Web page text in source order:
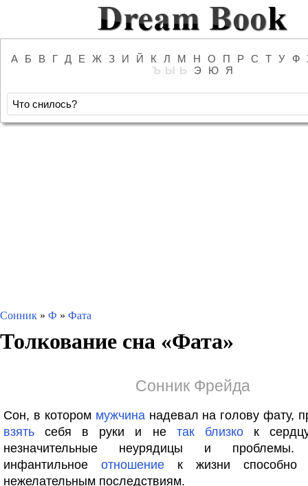
А Б В Г Д Е Ж З И Й К Л М Н О П Р С Т У Ф
Ъ Ы Ь Э Ю Я
Сонник » Ф » Фата
Толкование сна «Фата»
Сонник Фрейда
Сон, в котором мужчинанадевал на голову фату,
взять себя в руки и не так близкок
незначительные неурядицы и проблемы.
инфантильное отношение к жизни способно
нежелательным последствиям.